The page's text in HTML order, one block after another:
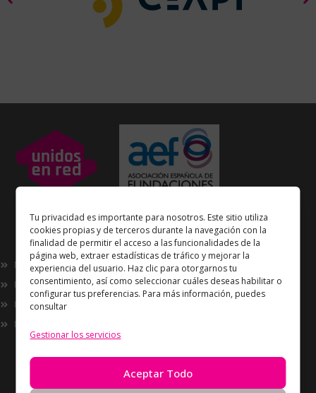
Tu privacidad es importante para nosotros. Este sitio utiliza
cookies propias y de terceros durante la navegación con la
finalidad de permitir el acceso a las funcionalidades de la
página web, extraer estadísticas de tráfico y mejorar la
experiencia del usuario. Haz clic para otorgarnos tu
consentimiento, así como seleccionar cuáles deseas habilitar o
configurar tus preferencias. Para más información, puedes
consultar
Gestionar los servicios
Aceptar Todo
Enlaces de interés
Nosotros
Proyectos
Innovación
Now
de laAsociación Española de Fundaciones
Política de Privacidad
Política de cookies